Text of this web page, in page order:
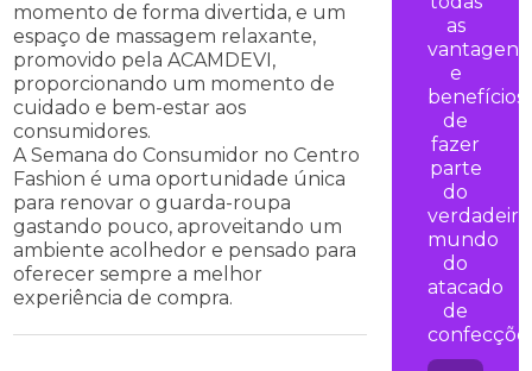
momento de forma divertida, e um
espaço de massagem relaxante,
promovido pela ACAMDEVI,
proporcionando um momento de
cuidado e bem-estar aos
consumidores.
A Semana do Consumidor no Centro
Fashion é uma oportunidade única
para renovar o guarda-roupa
gastando pouco, aproveitando um
ambiente acolhedor e pensado para
oferecer sempre a melhor
experiência de compra.
as
vantagens
e
benefícios
de
fazer
parte
do
verdadeiro
mundo
do
atacado
de